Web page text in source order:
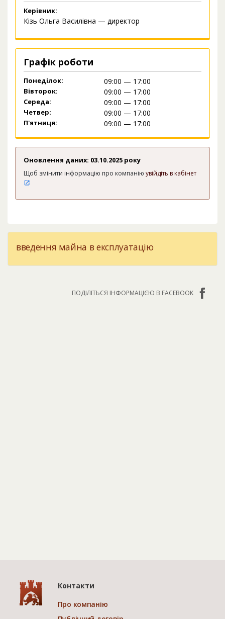
Керівник:
Кізь Ольга Василівна — директор
Графік роботи
Понеділок: 09:00 — 17:00
Вівторок: 09:00 — 17:00
Середа: 09:00 — 17:00
Четвер: 09:00 — 17:00
П'ятниця: 09:00 — 17:00
Оновлення даних: 03.10.2025 року
Щоб змінити інформацію про компанію увійдіть в кабінет
введення майна в експлуатацію
ПОДІЛІТЬСЯ ІНФОРМАЦІЄЮ В FACEBOOK
Контакти
Про компанію